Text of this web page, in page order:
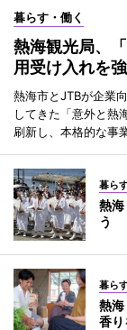
暮らす・働く
熱海観光局、
用受け入れを
熱海市とJTBが企業
してきた「意外と熱
刷新し、本格的な事
暮ら
熱
う
暮ら
熱
香り